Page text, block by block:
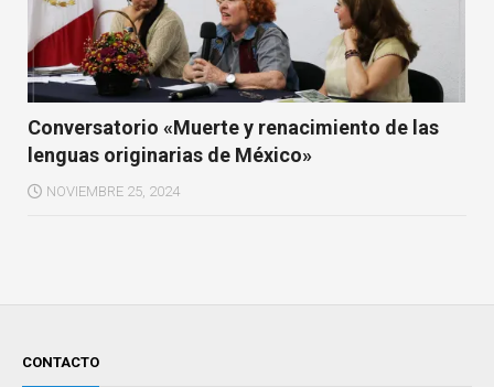
Conversatorio «Muerte y renacimiento de las
lenguas originarias de México»
NOVIEMBRE 25, 2024
CONTACTO